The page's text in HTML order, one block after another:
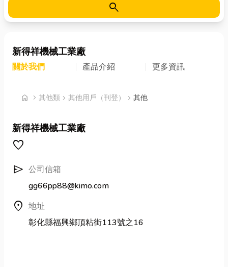
search
新得祥機械工業廠
關於我們 產品介紹 更多資訊
home chevron_right 首頁
其他類 chevron_right 其他用戶（刊登） chevron_right 其他
新得祥機械工業廠
favorite
send 公司信箱
gg66pp88@kimo.com
location_on 地址
彰化縣福興鄉頂粘街113號之16